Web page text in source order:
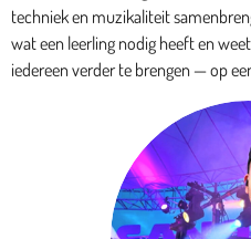
techniek en muzikaliteit
wat een leerling nodig heeft en
iedereen verder te brengen — op